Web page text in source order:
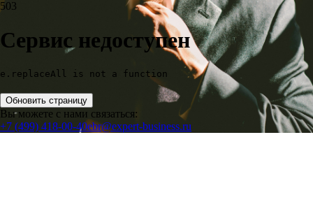
503
Сервис недоступен
e.replaceAll is not a function
Обновить страницу
Вы можете с нами связаться:
+7 (499) 418-00-40ebr@expert-business.ru